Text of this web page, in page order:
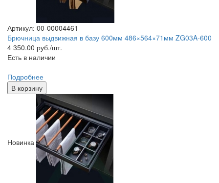
Артикул: 00-00004461
Брючница выдвижная в базу 600мм 486×564×71мм ZG03A-600
4 350.00 руб./шт.
Есть в наличии
Подробнее
В корзину
Новинка